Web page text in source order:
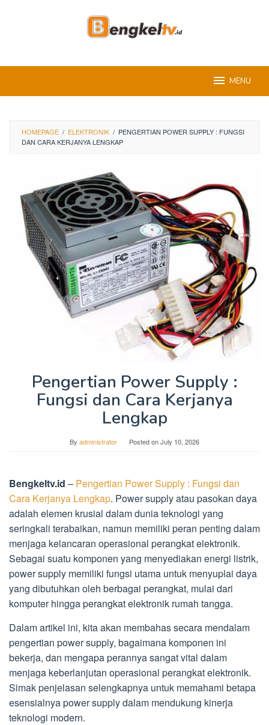
MENU
HOMEPAGE / ELEKTRONIK / PENGERTIAN POWER SUPPLY : FUNGSI
DAN CARA KERJANYA LENGKAP
Pengertian Power Supply :
Fungsi dan Cara Kerjanya
Lengkap
By administrator Posted onJuly 10, 2026
Bengkeltv.id – Pengertian Power Supply : Fungsi dan
Cara Kerjanya Lengkap. Power supply atau pasokan daya
adalah elemen krusial dalam dunia teknologi yang
seringkali terabaikan, namun memiliki peran penting dalam
menjaga kelancaran operasional perangkat elektronik.
Sebagai suatu komponen yang menyediakan energi listrik,
power supply memiliki fungsi utama untuk menyuplai daya
yang dibutuhkan oleh berbagai perangkat, mulai dari
komputer hingga perangkat elektronik rumah tangga.
Dalam artikel ini, kita akan membahas secara mendalam
pengertian power supply, bagaimana komponen ini
bekerja, dan mengapa perannya sangat vital dalam
menjaga keberlanjutan operasional perangkat elektronik.
Simak penjelasan selengkapnya untuk memahami betapa
esensialnya power supply dalam mendukung kinerja
teknologi modern.